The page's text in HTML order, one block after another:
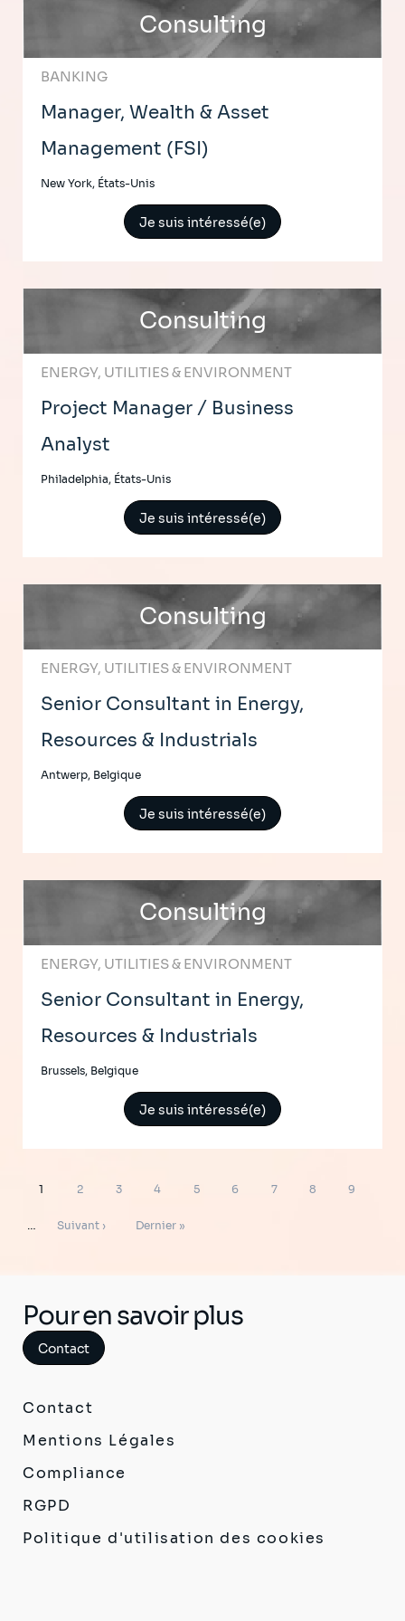
Consulting
BANKING
Manager, Wealth & Asset
Management (FSI)
New York, États-Unis
Je suis intéressé(e)
Consulting
ENERGY, UTILITIES & ENVIRONMENT
Project Manager / Business
Analyst
Philadelphia, États-Unis
Je suis intéressé(e)
Consulting
ENERGY, UTILITIES & ENVIRONMENT
Senior Consultant in Energy,
Resources & Industrials
Antwerp, Belgique
Je suis intéressé(e)
Consulting
ENERGY, UTILITIES & ENVIRONMENT
Senior Consultant in Energy,
Resources & Industrials
Brussels, Belgique
Je suis intéressé(e)
Pagination
Page
1 Page
2 Page
3 Page
4 Page
5 Page
6 Page
7 Page
8 Page
9
…
Page
Suivant ›
Dernière
Dernier »
Pour en savoir plus
Contact
Contact
Mentions Légales
Compliance
RGPD
Politique d'utilisation des cookies